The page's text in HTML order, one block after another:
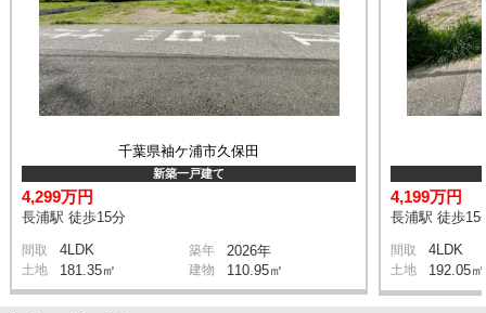
千葉県袖ケ浦市久保田
新築一戸建て
4,299万円
長浦駅 徒歩15分
間取 4LDK 築年 2026年
土地 181.35㎡ 建物 110.95㎡
4,199万円
長浦駅 徒歩15
間取 4LDK
土地 192.05㎡